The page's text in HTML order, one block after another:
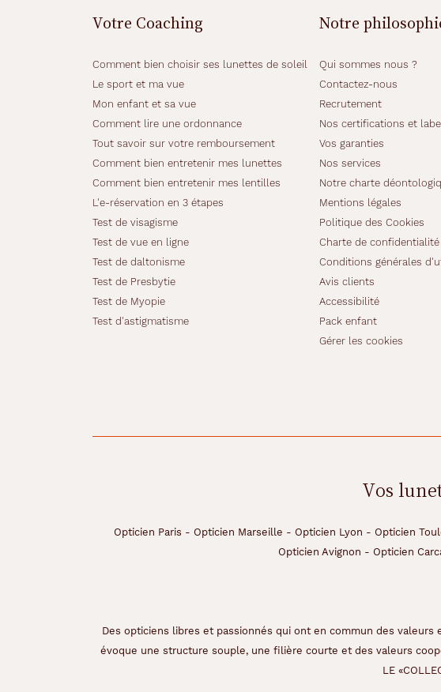
n
à
a
f
o
i
c
l
a
s
e
e
t
d
s
f
Votre Coaching
Comment bien choisir ses lunettes de soleil
Le sport et ma vue
Mon enfant et sa vue
Comment lire une ordonnance
Tout savoir sur votre remboursement
Comment bien entretenir mes lunettes
Comment bien entretenir mes lentilles
L'e-réservation en 3 étapes
Test de visagisme
Test de vue en ligne
Test de daltonisme
Test de Presbytie
Test de Myopie
Test d'astigmatisme
Notre
Qui sommes nous ?
Contactez-nous
Recrutement
Nos certifications et
Vos garanties
Nos services
Notre charte
Mentions légales
Politique des Cookies
Charte de confidentialité
Conditions générales
Avis clients
Accessibilité
Pack enfant
Gérer les cookies
Vos
Opticien Paris - Opticien Marseille - Opticien Lyon - Opticien
Opticien Avignon - Opticien
Des opticiens libres et passionnés qui ont en commun des valeurs
évoque une structure souple, une filière courte et des valeurs
LE